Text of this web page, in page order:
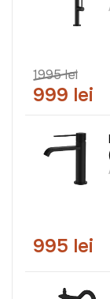
1995 lei
999 lei
995 lei